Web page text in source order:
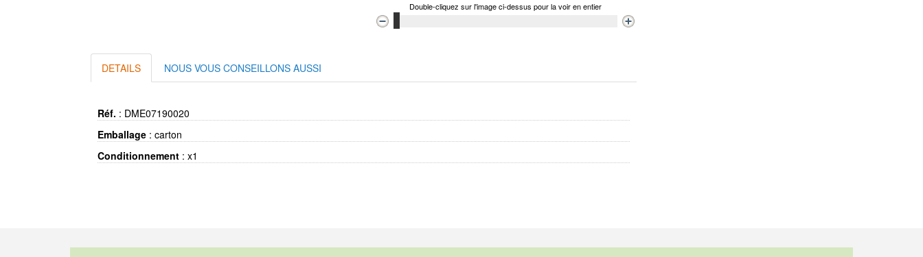
Double-cliquez sur l'image ci-dessus pour la voir en entier
DETAILS NOUS VOUS CONSEILLONS AUSSI
Réf. : DME07190020
Emballage : carton
Conditionnement : x1